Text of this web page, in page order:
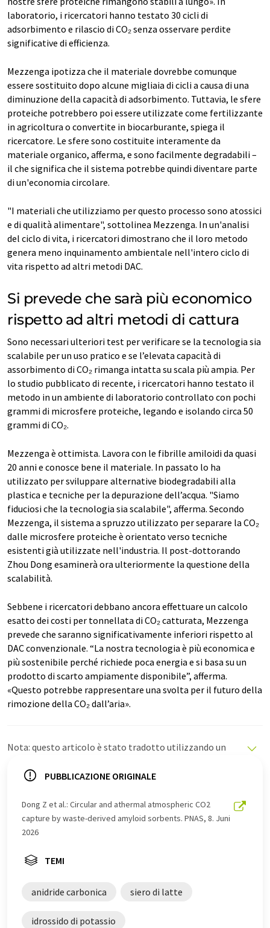
laboratorio, i ricercatori hanno testato 30 cicli di
adsorbimento e rilascio di CO₂ senza osservare perdite
significative di efficienza.
Mezzenga ipotizza che il materiale dovrebbe comunque
essere sostituito dopo alcune migliaia di cicli a causa di una
diminuzione della capacità di adsorbimento. Tuttavia, le sfere
proteiche potrebbero poi essere utilizzate come fertilizzante
in agricoltura o convertite in biocarburante, spiega il
ricercatore. Le sfere sono costituite interamente da
materiale organico, afferma, e sono facilmente degradabili –
il che significa che il sistema potrebbe quindi diventare parte
di un'economia circolare.
"I materiali che utilizziamo per questo processo sono atossici
e di qualità alimentare", sottolinea Mezzenga. In un'analisi
del ciclo di vita, i ricercatori dimostrano che il loro metodo
genera meno inquinamento ambientale nell'intero ciclo di
vita rispetto ad altri metodi DAC.
Si prevede che sarà più economico
rispetto ad altri metodi di cattura
Sono necessari ulteriori test per verificare se la tecnologia sia
scalabile per un uso pratico e se l’elevata capacità di
assorbimento di CO₂ rimanga intatta su scala più ampia. Per
lo studio pubblicato di recente, i ricercatori hanno testato il
metodo in un ambiente di laboratorio controllato con pochi
grammi di microsfere proteiche, legando e isolando circa 50
grammi di CO₂.
Mezzenga è ottimista. Lavora con le fibrille amiloidi da quasi
20 anni e conosce bene il materiale. In passato lo ha
utilizzato per sviluppare alternative biodegradabili alla
plastica e tecniche per la depurazione dell’acqua. "Siamo
fiduciosi che la tecnologia sia scalabile", afferma. Secondo
Mezzenga, il sistema a spruzzo utilizzato per separare la CO₂
dalle microsfere proteiche è orientato verso tecniche
esistenti già utilizzate nell'industria. Il post-dottorando
Zhou Dong esaminerà ora ulteriormente la questione della
scalabilità.
Sebbene i ricercatori debbano ancora effettuare un calcolo
esatto dei costi per tonnellata di CO₂ catturata, Mezzenga
prevede che saranno significativamente inferiori rispetto al
DAC convenzionale. “La nostra tecnologia è più economica e
più sostenibile perché richiede poca energia e si basa su un
prodotto di scarto ampiamente disponibile”, afferma.
«Questo potrebbe rappresentare una svolta per il futuro della
rimozione della CO₂ dall’aria».
Nota: questo articolo è stato tradotto utilizzando un
offre queste traduzioni automatiche per presentare una
articolo è stato tradotto con traduzione automatica, è
possibile che contenga errori di vocabolario, sintassi o
grammatica. L'articolo originale in Inglese può essere
PUBBLICAZIONE ORIGINALE
Dong Z et al.: Circular and athermal atmospheric CO2
capture by waste-derived amyloid sorbents. PNAS, 8. Juni
2026
TEMI
anidride carbonica siero di latte
idrossido di potassio